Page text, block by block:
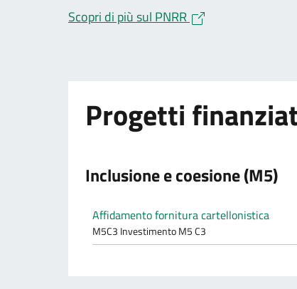
Scopri di più sul PNRR
Progetti
Inclusione e coesione (M5)
Affidamento fornitura cartellonistica
M5C3 Investimento M5 C3